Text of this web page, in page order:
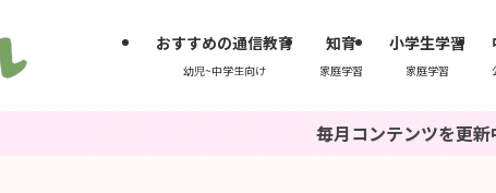
おすすめの通信教育
幼児~中学生向け
知育
家庭学習
小学生学習
家庭学習
毎月コンテンツを更新中。ブ